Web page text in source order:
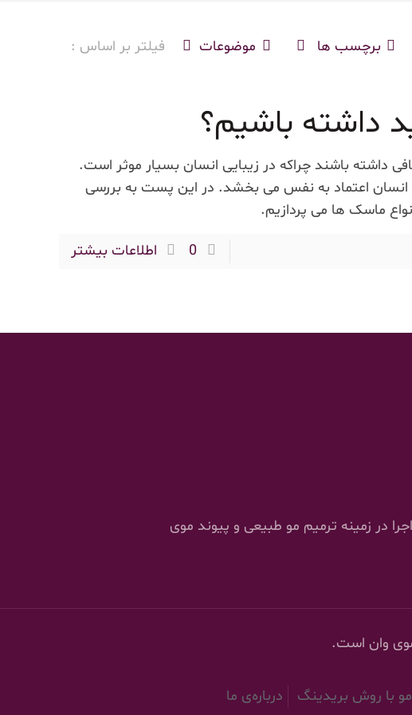
فیلتر بر اساس : موضوعات برچسب ها
داشته باشیم؟
داشته باشند چراکه در زیبایی انسان بسیار موثر است.
اعتماد به نفس می بخشد. در این پست به بررسی
ماسک ها می پردازیم.
0 اطلاعات بیشتر
و اجرا در زمینه ترمیم مو طبیعی و پیوند موی
وان است.
مو با روش بریدینگ درباره‌ی ما